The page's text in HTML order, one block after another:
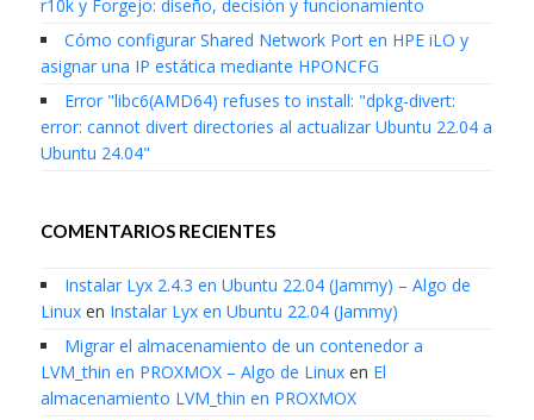
r10k y Forgejo: diseño, decisión y funcionamiento
Cómo configurar Shared Network Port en HPE iLO y
asignar una IP estática mediante HPONCFG
Error "libc6(AMD64) refuses to install: "dpkg-divert:
error: cannot divert directories al actualizar Ubuntu 22.04 a
Ubuntu 24.04"
COMENTARIOS RECIENTES
Instalar Lyx 2.4.3 en Ubuntu 22.04 (Jammy) – Algo de
Linuxen Instalar Lyx en Ubuntu 22.04 (Jammy)
Migrar el almacenamiento de un contenedor a
LVM_thin en PROXMOX – Algo de Linuxen El
almacenamiento LVM_thin en PROXMOX